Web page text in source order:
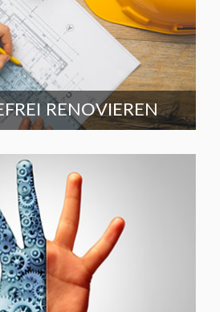
RENOVIEREN